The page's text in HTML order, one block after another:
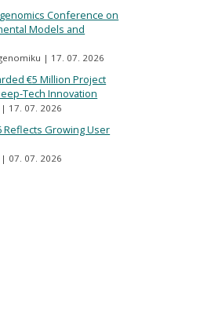
Conference on
Models and
17. 07. 2026
€5 Million Project
Tech Innovation
17. 07. 2026
Reflects Growing User
07. 07. 2026